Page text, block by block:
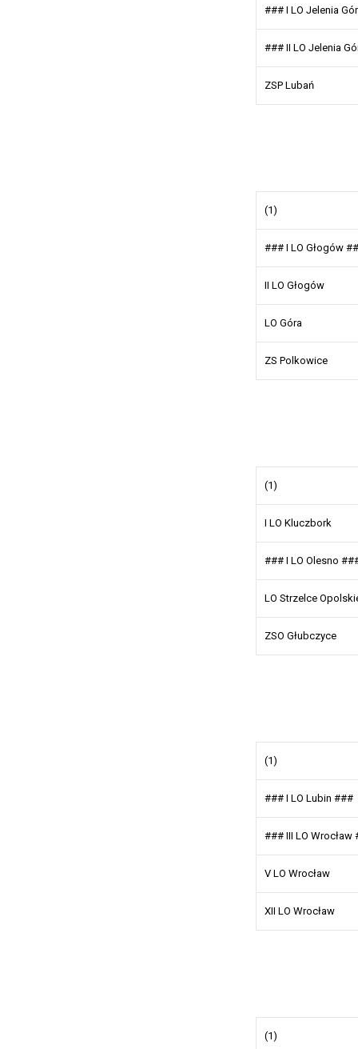
### I LO Jelenia
### II LO Jelenia
ZSP Lubań
(1)
### I LO Głogów
II LO Głogów
LO Góra
ZS Polkowice
(1)
I LO Kluczbork
### I LO Olesno
LO Strzelce
ZSO Głubczyce
(1)
### I LO Lubin ###
### III LO Wrocław
V LO Wrocław
XII LO Wrocław
(1)